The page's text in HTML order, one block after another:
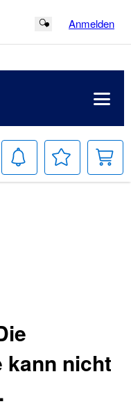
Search Button
Anmelden
Benachrichtigungen
Meine
Wunschliste
kann nicht